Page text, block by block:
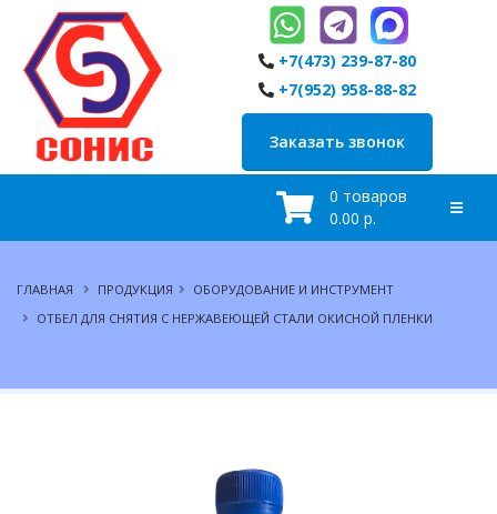
+7(473) 239-87-80
+7(952) 958-88-82
Заказать звонок
0 товаров
0.00 р.
ГЛАВНАЯ ПРОДУКЦИЯ
ОБОРУДОВАНИЕ И ИНСТРУМЕНТ
ОТБЕЛ ДЛЯ СНЯТИЯ С НЕРЖАВЕЮЩЕЙ СТАЛИ ОКИСНОЙ ПЛЕНКИ